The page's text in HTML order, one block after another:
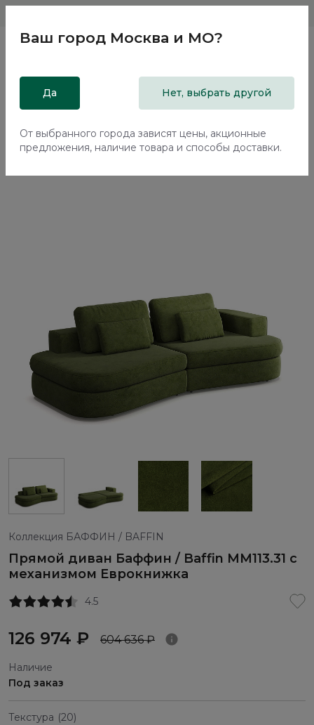
Главная Мягкая мебель
Диваны
Прямой диван Баффин / Baffin ММ113.31 с механизмом
Коллекция БАФФИН / BAFFIN
Прямой диван Баффин / Baffin ММ113.31 с
механизмом Еврокнижка
4.5
126 974 ₽ 604 636 ₽
Наличие
Под заказ
Текстура (20)
Ваш город Москва и МО?
Да Нет, выбрать другой
От выбранного города зависят цены, акционные
предложения, наличие товара и способы доставки.